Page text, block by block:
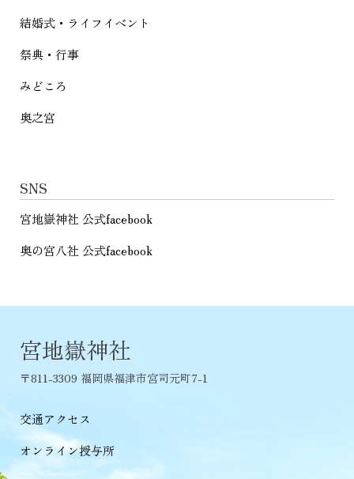
結婚式・ライフイベント
祭典・行事
みどころ
奥之宮
SNS
宮地嶽神社 公式facebook
奥の宮八社 公式facebook
宮地嶽神社
〒811-3309 福岡県福津市宮司元町7-1
交通アクセス
オンライン授与所